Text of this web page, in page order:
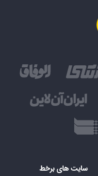
سایت های برخط